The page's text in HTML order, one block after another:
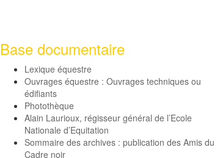
sur
la
page
du
du
Base documentaire
Lexique équestre
Ouvrages équestre : Ouvrages techniques ou
édifiants
Photothèque
Alain Laurioux, régisseur général de l’Ecole
Nationale d’Equitation
Sommaire des archives : publication des Amis du
Cadre noir